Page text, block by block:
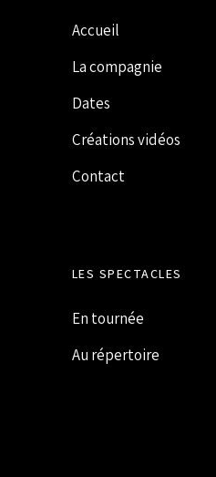
Accueil
La compagnie
Dates
Créations vidéos
Contact
LES SPECTACLES
En tournée
Au répertoire